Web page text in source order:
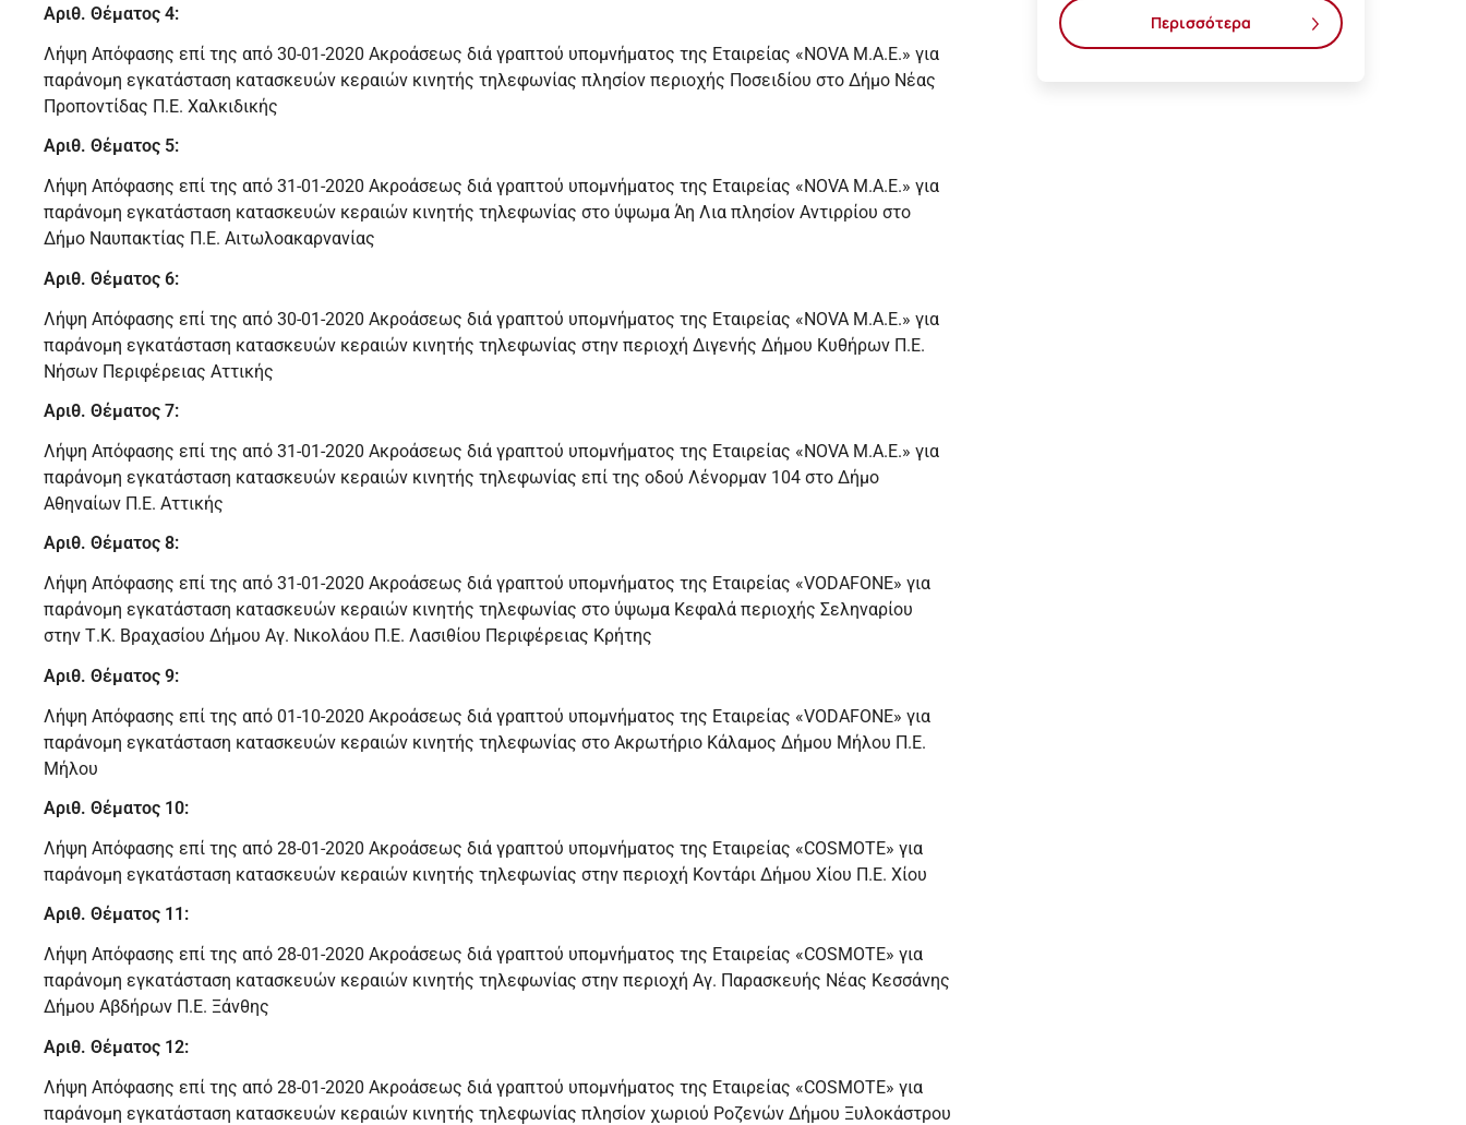
Αριθ. Θέματος 4:
Λήψη Απόφασης επί της από 30-01-2020 Ακροάσεως διά γραπτού υπομνήματος της Εταιρείας «NOVA Μ.Α.Ε.» για
παράνομη εγκατάσταση κατασκευών κεραιών κινητής τηλεφωνίας πλησίον περιοχής Ποσειδίου στο Δήμο Νέας
Προποντίδας Π.Ε. Χαλκιδικής
Αριθ. Θέματος 5:
Λήψη Απόφασης επί της από 31-01-2020 Ακροάσεως διά γραπτού υπομνήματος της Εταιρείας «NOVA Μ.Α.Ε.» για
παράνομη εγκατάσταση κατασκευών κεραιών κινητής τηλεφωνίας στο ύψωμα Άη Λια πλησίον Αντιρρίου στο
Δήμο Ναυπακτίας Π.Ε. Αιτωλοακαρνανίας
Αριθ. Θέματος 6:
Λήψη Απόφασης επί της από 30-01-2020 Ακροάσεως διά γραπτού υπομνήματος της Εταιρείας «NOVA Μ.Α.Ε.» για
παράνομη εγκατάσταση κατασκευών κεραιών κινητής τηλεφωνίας στην περιοχή Διγενής Δήμου Κυθήρων Π.Ε.
Νήσων Περιφέρειας Αττικής
Αριθ. Θέματος 7:
Λήψη Απόφασης επί της από 31-01-2020 Ακροάσεως διά γραπτού υπομνήματος της Εταιρείας «NOVA Μ.Α.Ε.» για
παράνομη εγκατάσταση κατασκευών κεραιών κινητής τηλεφωνίας επί της οδού Λένορμαν 104 στο Δήμο
Αθηναίων Π.Ε. Αττικής
Αριθ. Θέματος 8:
Λήψη Απόφασης επί της από 31-01-2020 Ακροάσεως διά γραπτού υπομνήματος της Εταιρείας «VODAFONE» για
παράνομη εγκατάσταση κατασκευών κεραιών κινητής τηλεφωνίας στο ύψωμα Κεφαλά περιοχής Σεληναρίου
στην Τ.Κ. Βραχασίου Δήμου Αγ. Νικολάου Π.Ε. Λασιθίου Περιφέρειας Κρήτης
Αριθ. Θέματος 9:
Λήψη Απόφασης επί της από 01-10-2020 Ακροάσεως διά γραπτού υπομνήματος της Εταιρείας «VODAFONE» για
παράνομη εγκατάσταση κατασκευών κεραιών κινητής τηλεφωνίας στο Ακρωτήριο Κάλαμος Δήμου Μήλου Π.Ε.
Μήλου
Αριθ. Θέματος 10:
Λήψη Απόφασης επί της από 28-01-2020 Ακροάσεως διά γραπτού υπομνήματος της Εταιρείας «COSMOTE» για
παράνομη εγκατάσταση κατασκευών κεραιών κινητής τηλεφωνίας στην περιοχή Κοντάρι Δήμου Χίου Π.Ε. Χίου
Αριθ. Θέματος 11:
Λήψη Απόφασης επί της από 28-01-2020 Ακροάσεως διά γραπτού υπομνήματος της Εταιρείας «COSMOTE» για
παράνομη εγκατάσταση κατασκευών κεραιών κινητής τηλεφωνίας στην περιοχή Αγ. Παρασκευής Νέας Κεσσάνης
Δήμου Αβδήρων Π.Ε. Ξάνθης
Αριθ. Θέματος 12:
Λήψη Απόφασης επί της από 28-01-2020 Ακροάσεως διά γραπτού υπομνήματος της Εταιρείας «COSMOTE» για
παράνομη εγκατάσταση κατασκευών κεραιών κινητής τηλεφωνίας πλησίον χωριού Ροζενών Δήμου Ξυλοκάστρου
Περισσότερα